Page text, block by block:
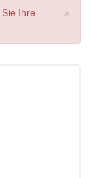
×
Ihre